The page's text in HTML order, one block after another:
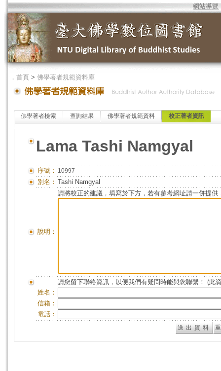
網站導覽
． 首頁 > 佛學著者規範資料庫
佛學著者檢索 查詢結果 佛學著者規範資料 校正著者資訊
Lama Tashi Namgyal
序號： 10997
別名： Tashi Namgyal
說明：
請將校正的建議，填寫於下方，若有參考網址請一併提供
請您留下聯絡資訊，以便我們有疑問時能與您聯繫！ (此
姓名：
信箱：
電話：